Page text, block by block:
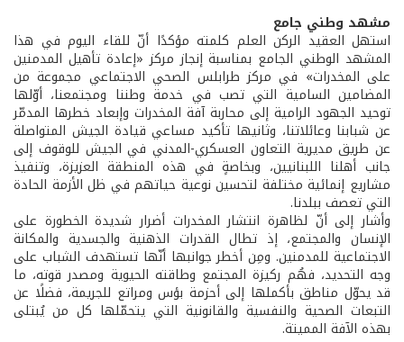
مشهد وطني جامع
استهل العقيد الركن العلم كلمته مؤكدًا أنّ للقاء اليوم في هذا
المشهد الوطني الجامع بمناسبة إنجاز مركز «إعادة تأهيل المدمنين
على المخدرات» في مركز طرابلس الصحي الاجتماعي مجموعة من
المضامين السامية التي تصب في خدمة وطننا ومجتمعنا، أوّلها
توحيد الجهود الرامية إلى محاربة آفة المخدرات وإبعاد خطرها المدمّر
عن شبابنا وعائلاتنا، وثانيها تأكيد مساعي قيادة الجيش المتواصلة
عن طريق مديرية التعاون العسكري-المدني في الجيش للوقوف إلى
جانب أهلنا اللبنانيين، وبخاصةٍ في هذه المنطقة العزيزة، وتنفيذ
مشاريع إنمائية مختلفة لتحسين نوعية حياتهم في ظل الأزمة الحادة
التي تعصف ببلدنا.
وأشار إلى أنّ لظاهرة انتشار المخدرات أضرار شديدة الخطورة على
الإنسان والمجتمع، إذ تطال القدرات الذهنية والجسدية والمكانة
الاجتماعية للمدمنين. ومِن أخطر جوانبها أنّها تستهدف الشباب على
وجه التحديد، فهُم ركيزة المجتمع وطاقته الحيوية ومصدر قوته، ما
قد يحوّل مناطق بأكملها إلى أحزمة بؤس ومراتع للجريمة، فضلًا عن
التبعات الصحية والنفسية والقانونية التي يتحمّلها كل من يُبتلى
بهذه الآفة المميتة.